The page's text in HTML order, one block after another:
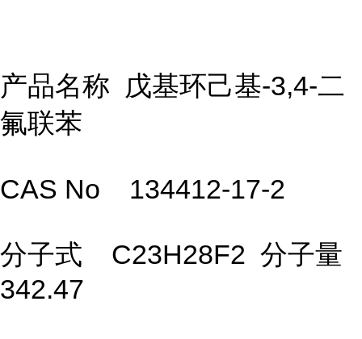
产品名称 戊基环己基-3,4-二
氟联苯
CAS No 134412-17-2
分子式 C23H28F2 分子量
342.47